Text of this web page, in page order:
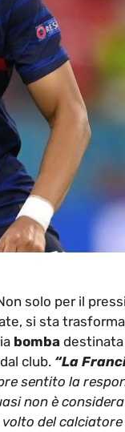
solo per il
si sta
bomba destinata
club. “La
sentito la
non è
del